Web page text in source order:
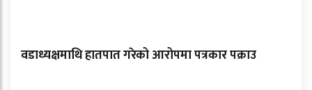
वडाध्यक्षमाथि हातपात गरेको आरोपमा पत्रकार पक्राउ